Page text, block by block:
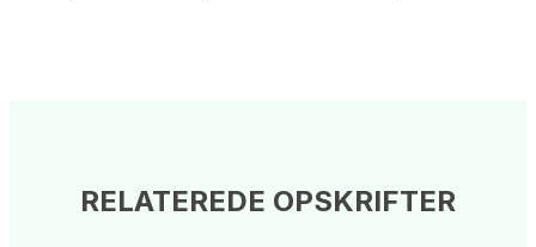
RELATEREDE OPSKRIFTER